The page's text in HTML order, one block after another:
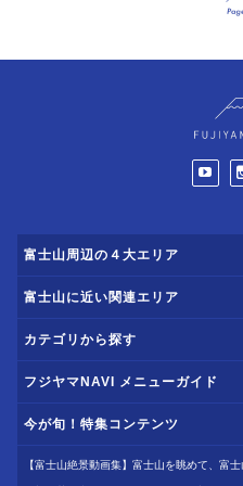
富士山周辺の４大エリア
富士山に近い関連エリア
カテゴリから探す
フジヤマNAVI メニューガイド
今が旬！特集コンテンツ
【富士山絶景動画集】富士山を眺めて、富